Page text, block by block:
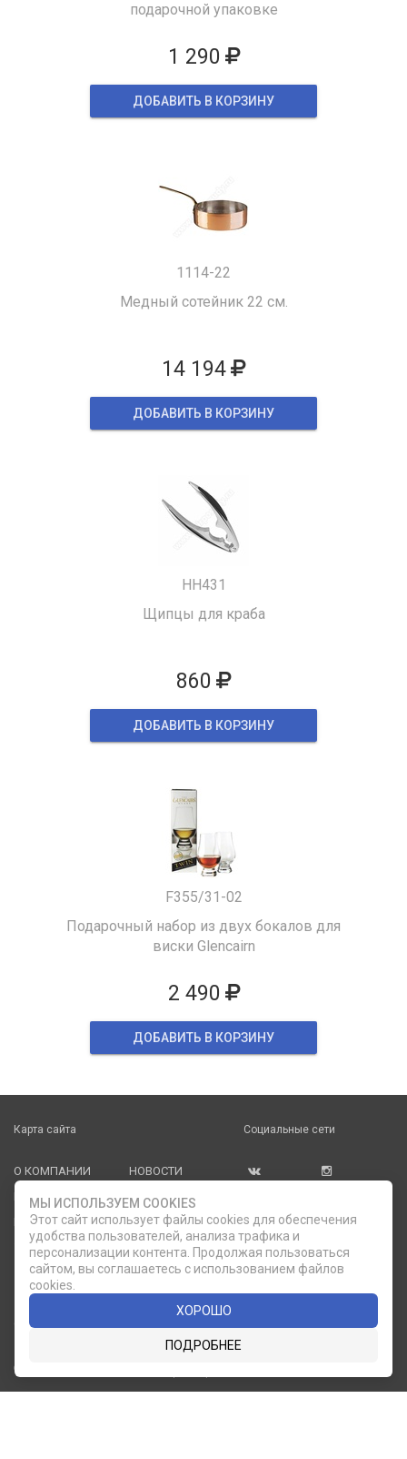
подарочной упаковке
1 290
ДОБАВИТЬ В КОРЗИНУ
1114-22
Медный сотейник 22 см.
14 194
ДОБАВИТЬ В КОРЗИНУ
HH431
Щипцы для краба
860
ДОБАВИТЬ В КОРЗИНУ
F355/31-02
Подарочный набор из двух бокалов для
виски Glencairn
2 490
ДОБАВИТЬ В КОРЗИНУ
Карта сайта
О КОМПАНИИ
КАТАЛОГ
ПРОИЗВОДИТЕЛИ
УСЛУГИ
НОВОСТИ
СТАТЬИ
КОНТАКТЫ
PDF КАТАЛОГИ
ОПЛАТА И
Социальные сети
Служба клиентской поддержки
ОБРАТНЫЙ ЗВОНОК
МЫ ИСПОЛЬЗУЕМ COOKIES
Этот сайт использует файлы cookies для обеспечения
удобства пользователей, анализа трафика и
персонализации контента. Продолжая пользоваться
сайтом, вы соглашаетесь с использованием файлов
cookies.
ХОРОШО
ПОДРОБНЕЕ